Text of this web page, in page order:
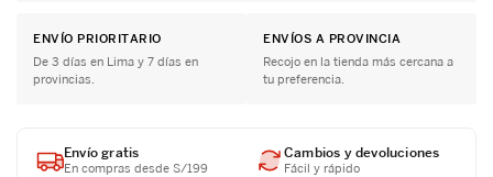
ENVÍO PRIORITARIO
De 3 días en Lima y 7 días en
provincias.
ENVÍOS A PROVINCIA
Recojo en la tienda más cercana a
tu preferencia.
Envío gratis
En compras desde S/199
Cambios y devoluciones
Fácil y rápido